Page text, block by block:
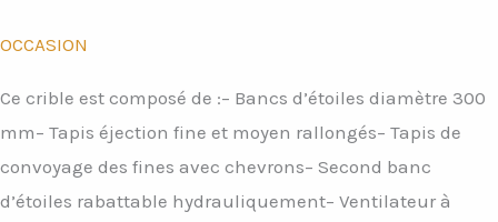
OCCASION
Ce crible est composé de :– Bancs d’étoiles diamètre 300
mm– Tapis éjection fine et moyen rallongés– Tapis de
convoyage des fines avec chevrons– Second banc
d’étoiles rabattable hydrauliquement– Ventilateur à